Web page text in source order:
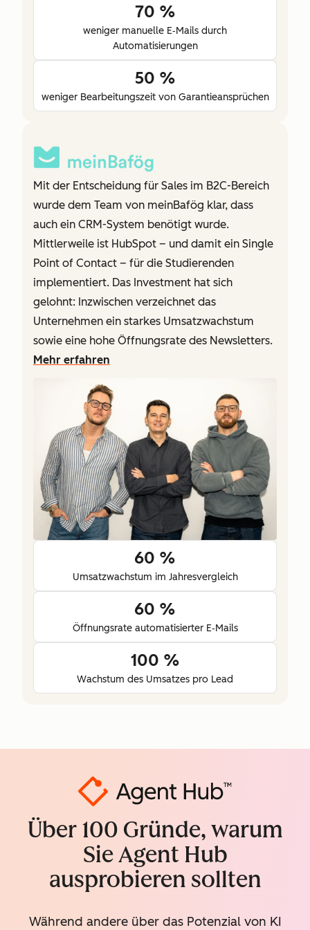
70 %
weniger manuelle E‑Mails durch
Automatisierungen
50 %
weniger Bearbeitungszeit von Garantieansprüchen
60 %
Umsatzwachstum im Jahresvergleich
60 %
Öffnungsrate automatisierter E‑Mails
100 %
Wachstum des Umsatzes pro Lead
Mit der Entscheidung für Sales im B2C-Bereich
wurde dem Team von meinBafög klar, dass
auch ein CRM-System benötigt wurde.
Mittlerweile ist HubSpot – und damit ein Single
Point of Contact – für die Studierenden
implementiert. Das Investment hat sich
gelohnt: Inzwischen verzeichnet das
Unternehmen ein starkes Umsatzwachstum
sowie eine hohe Öffnungsrate des Newsletters.
Mehr erfahren
Über 100 Gründe, warum
Sie Agent Hub
ausprobieren sollten
Während andere über das Potenzial von KI